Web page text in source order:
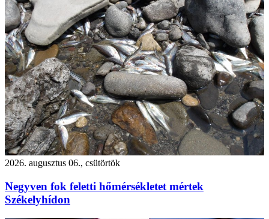
2026. augusztus 06., csütörtök
Negyven fok feletti hőmérsékletet mértek
Székelyhídon